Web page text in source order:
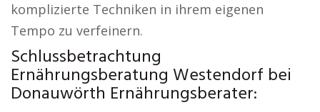
komplizierte Techniken in ihrem eigenen
Tempo zu verfeinern.
Schlussbetrachtung
Ernährungsberatung Westendorf bei
Donauwörth Ernährungsberater: